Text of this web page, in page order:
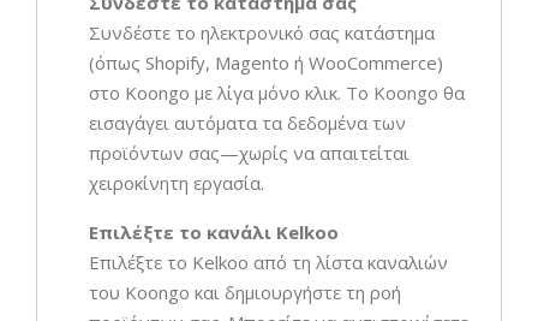
Συνδέστε το ηλεκτρονικό σας κατάστημα
(όπως Shopify, Magento ή WooCommerce)
στο Koongo με λίγα μόνο κλικ. Το Koongo θα
εισαγάγει αυτόματα τα δεδομένα των
προϊόντων σας—χωρίς να απαιτείται
χειροκίνητη εργασία.
Επιλέξτε το κανάλι Kelkoo
Επιλέξτε το Kelkoo από τη λίστα καναλιών
του Koongo και δημιουργήστε τη ροή